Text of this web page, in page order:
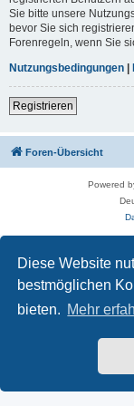
Diese Website
bestmöglichen
bieten. Mehr
Sie bitte unsere
bevor Sie sich
Forenregeln, wenn Sie
Nutzungsbedingungen |
Registrieren
Foren-Übersicht
Powered